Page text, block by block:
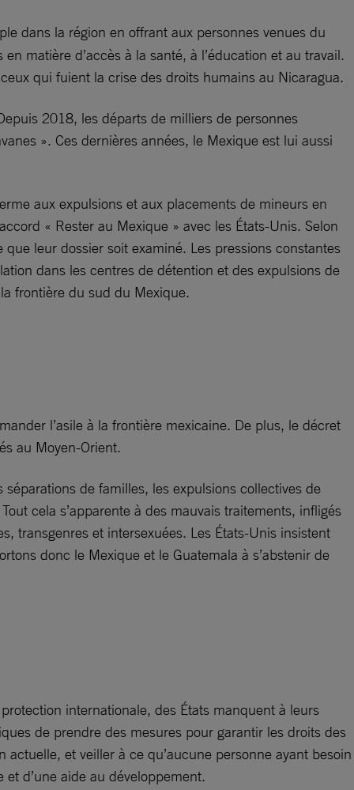
dans la région en offrant aux personnes venues du
matière d’accès à la santé, à l’éducation et au travail.
qui fuient la crise des droits humains au Nicaragua.
2018, les départs de milliers de personnes
». Ces dernières années, le Mexique est lui aussi
aux expulsions et aux placements de mineurs en
« Rester au Mexique » avec les États-Unis. Selon
leur dossier soit examiné. Les pressions constantes
dans les centres de détention et des expulsions de
frontière du sud du Mexique.
l’asile à la frontière mexicaine. De plus, le décret
au Moyen-Orient.
de familles, les expulsions collectives de
cela s’apparente à des mauvais traitements, infligés
transgenres et intersexuées. Les États-Unis insistent
donc le Mexique et le Guatemala à s’abstenir de
internationale, des États manquent à leurs
de prendre des mesures pour garantir les droits des
et veiller à ce qu’aucune personne ayant besoin
d’une aide au développement.